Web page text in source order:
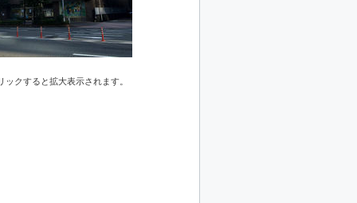
クすると拡大表示されます。